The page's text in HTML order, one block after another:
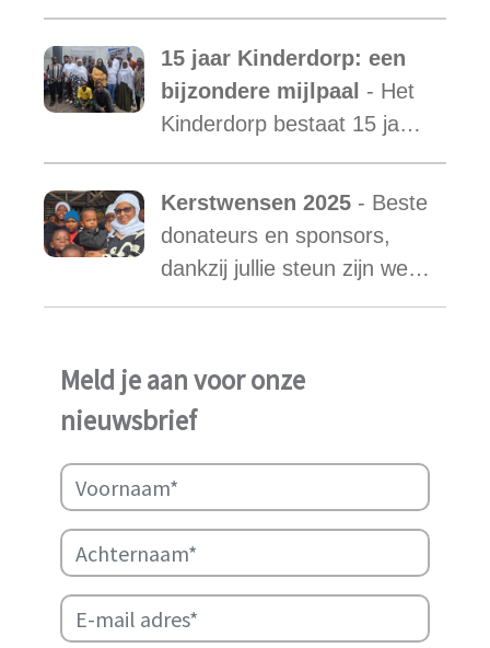
van Mama Ester. We
starten de zoektocht naar
een nieuwe mama met een
warm hart voor onze
15 jaar Kinderdorp: een
bijzondere mijlpaal - Het
Kinderdorp bestaat 15 jaar
en groeide uit tot een plek
waar honderden kinderen
een stabiele toekomst
vonden.
Kerstwensen 2025 - Beste
donateurs en sponsors,
dankzij jullie steun zijn we
ook in het afgelopen jaar
ondersteunen.
Meld je aan voor onze
nieuwsbrief